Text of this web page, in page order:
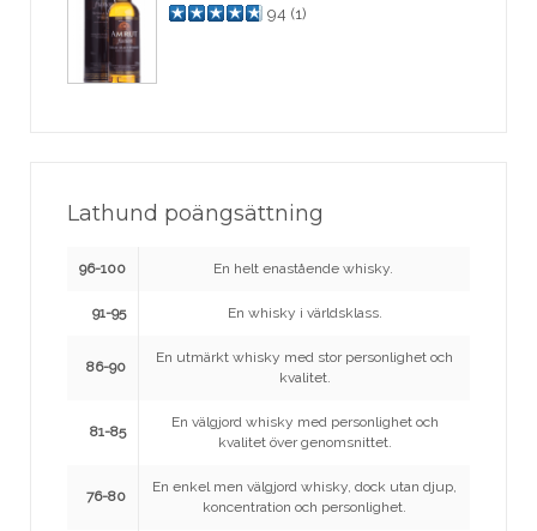
94 (1)
Lathund poängsättning
96-100 En helt enastående whisky.
91-95 En whisky i världsklass.
86-90
En utmärkt whisky med stor personlighet och
kvalitet.
81-85
En välgjord whisky med personlighet och
kvalitet över genomsnittet.
76-80
En enkel men välgjord whisky, dock utan djup,
koncentration och personlighet.